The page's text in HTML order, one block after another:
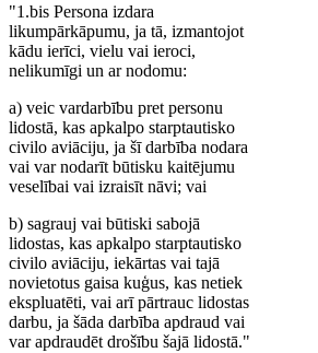
"1.bis Persona izdara
likumpārkāpumu, ja tā, izmantojot
kādu ierīci, vielu vai ieroci,
nelikumīgi un ar nodomu:
a) veic vardarbību pret personu
lidostā, kas apkalpo starptautisko
civilo aviāciju, ja šī darbība nodara
vai var nodarīt būtisku kaitējumu
veselībai vai izraisīt nāvi; vai
b) sagrauj vai būtiski sabojā
lidostas, kas apkalpo starptautisko
civilo aviāciju, iekārtas vai tajā
novietotus gaisa kuģus, kas netiek
ekspluatēti, vai arī pārtrauc lidostas
darbu, ja šāda darbība apdraud vai
var apdraudēt drošību šajā lidostā."